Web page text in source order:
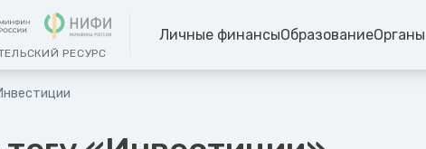
РЕСУРС
Личные финансыОбразование